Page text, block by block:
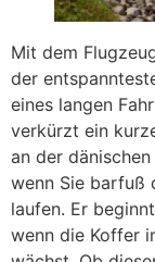
Mit dem
der
eines langen
verkürzt ein
an der
wenn Sie barfuß
laufen. Er
wenn die Koffer